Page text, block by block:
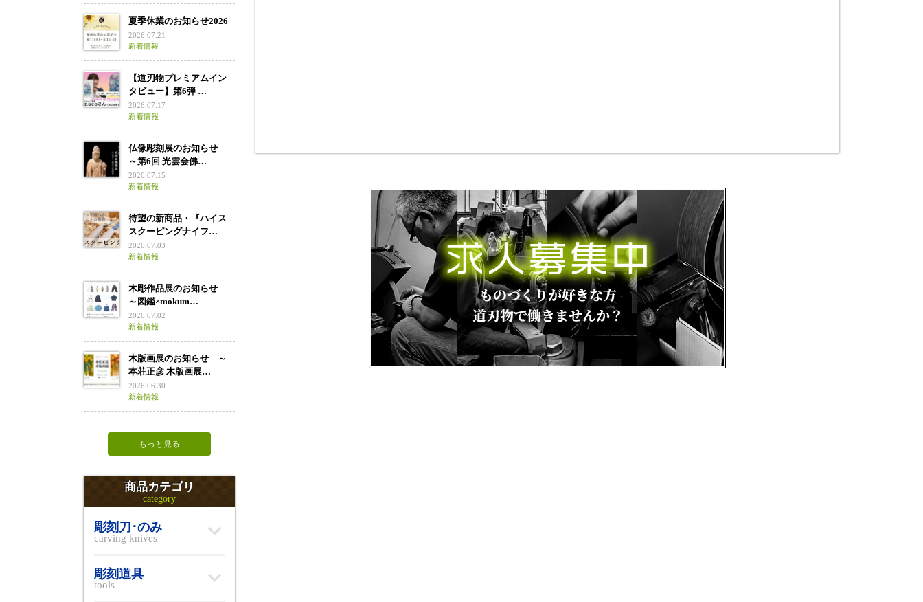
夏季休業のお知らせ2026
2026.07.21
新着情報
【道刃物プレミアムイン
タビュー】第6弾 …
2026.07.17
新着情報
仏像彫刻展のお知らせ
～第6回 光雲会佛…
2026.07.15
新着情報
待望の新商品・『ハイス
スクーピングナイフ…
2026.07.03
新着情報
木彫作品展のお知らせ
～図鑑×mokum…
2026.07.02
新着情報
木版画展のお知らせ ～
本荘正彦 木版画展…
2026.06.30
新着情報
もっと見る
商品カテゴリ
category
彫刻刀･のみ
carving knives
彫刻道具
tools